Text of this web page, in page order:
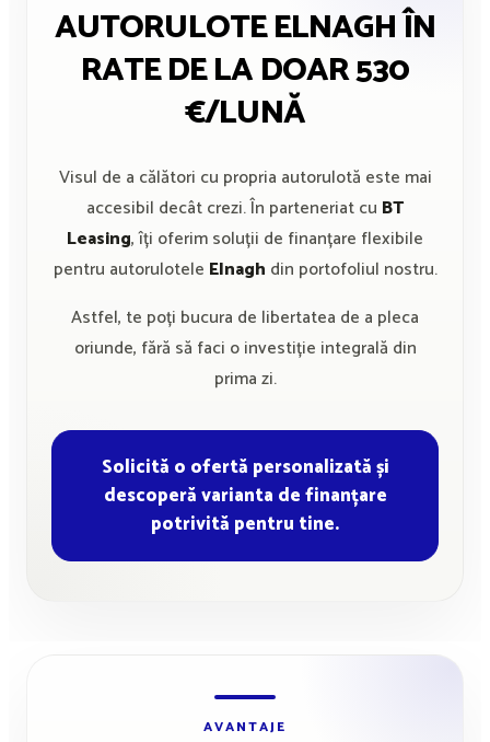
AUTORULOTE ELNAGH ÎN
RATE DE LA DOAR 530
€/LUNĂ
Visul de a călători cu propria autorulotă este mai
accesibil decât crezi. În parteneriat cu BT
Leasing, îți oferim soluții de finanțare flexibile
pentru autorulotele Elnagh din portofoliul nostru.
Astfel, te poți bucura de libertatea de a pleca
oriunde, fără să faci o investiție integrală din
prima zi.
Solicită o ofertă personalizată și
descoperă varianta de finanțare
potrivită pentru tine.
AVANTAJE